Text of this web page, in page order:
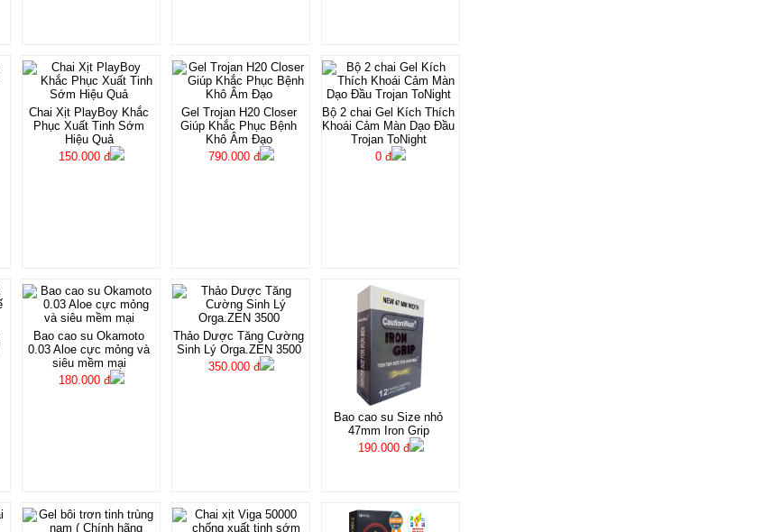
Chai Xịt PlayBoy Khắc
Phục Xuất Tinh Sớm
Hiệu Quả
150.000 đ
Gel Trojan H20 Closer
Giúp Khắc Phục Bệnh
Khô Âm Đạo
790.000 đ
Bộ 2 chai Gel Kích Thích
Khoái Cảm Màn Dạo Đầu
Trojan ToNight
0 đ
Bao cao su Okamoto
0.03 Aloe cực mỏng và
siêu mềm mại
180.000 đ
Thảo Dược Tăng Cường
Sinh Lý Orga.ZEN 3500
350.000 đ
Bao cao su Size nhỏ
47mm Iron Grip
190.000 đ